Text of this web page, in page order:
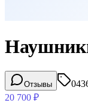
Отзывы
20 700 ₽